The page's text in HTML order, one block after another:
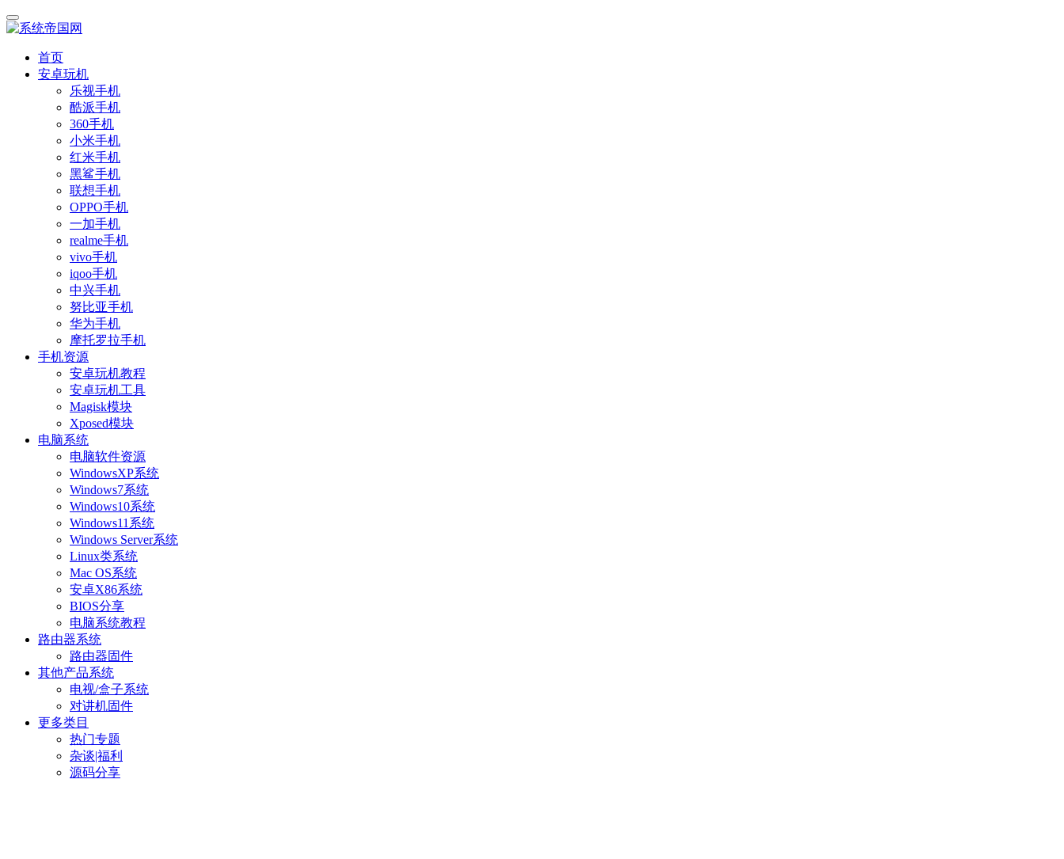
首页
安卓玩机
乐视手机
酷派手机
360手机
小米手机
红米手机
黑鲨手机
联想手机
OPPO手机
一加手机
realme手机
vivo手机
iqoo手机
中兴手机
努比亚手机
华为手机
摩托罗拉手机
手机资源
安卓玩机教程
安卓玩机工具
Magisk模块
Xposed模块
电脑系统
电脑软件资源
WindowsXP系统
Windows7系统
Windows10系统
Windows11系统
Windows Server系统
Linux类系统
Mac OS系统
安卓X86系统
BIOS分享
电脑系统教程
路由器系统
路由器固件
其他产品系统
电视/盒子系统
对讲机固件
更多类目
热门专题
杂谈|福利
源码分享